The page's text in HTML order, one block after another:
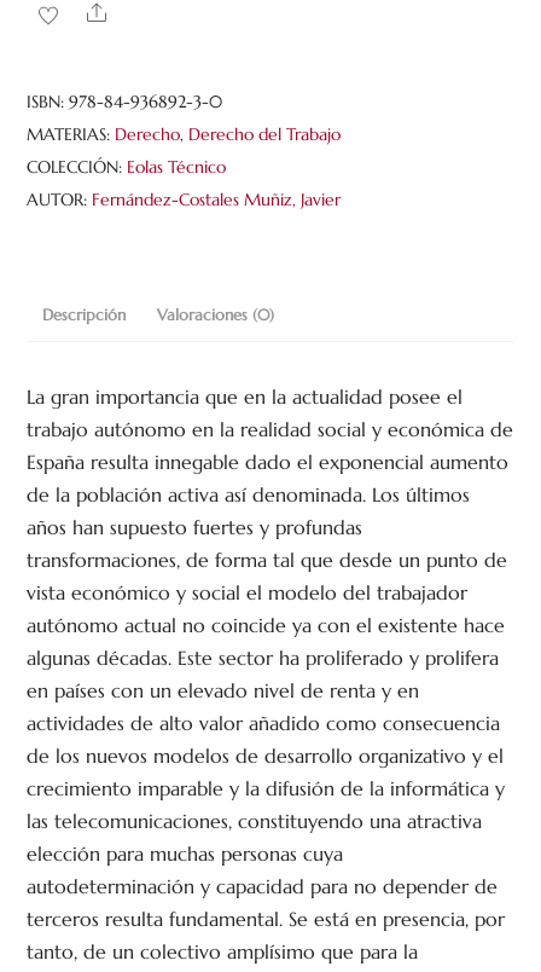
seguridad
social
del
trabajador
Ley
de
11
de
julio,
del
Estatuto
del
Trabajo
Autónomo
cantidad
Share
ISBN:978-84-936892-3-0
MATERIAS: Derecho, Derecho del Trabajo
COLECCIÓN: Eolas Técnico
AUTOR: Fernández-Costales Muñiz, Javier
Descripción Valoraciones (0)
La gran importancia que en la actualidad posee el
trabajo autónomo en la realidad social y económica de
España resulta innegable dado el exponencial aumento
de la población activa así denominada. Los últimos
años han supuesto fuertes y profundas
transformaciones, de forma tal que desde un punto de
vista económico y social el modelo del trabajador
autónomo actual no coincide ya con el existente hace
algunas décadas. Este sector ha proliferado y prolifera
en países con un elevado nivel de renta y en
actividades de alto valor añadido como consecuencia
de los nuevos modelos de desarrollo organizativo y el
crecimiento imparable y la difusión de la informática y
las telecomunicaciones, constituyendo una atractiva
elección para muchas personas cuya
autodeterminación y capacidad para no depender de
terceros resulta fundamental. Se está en presencia, por
tanto, de un colectivo amplísimo que para la